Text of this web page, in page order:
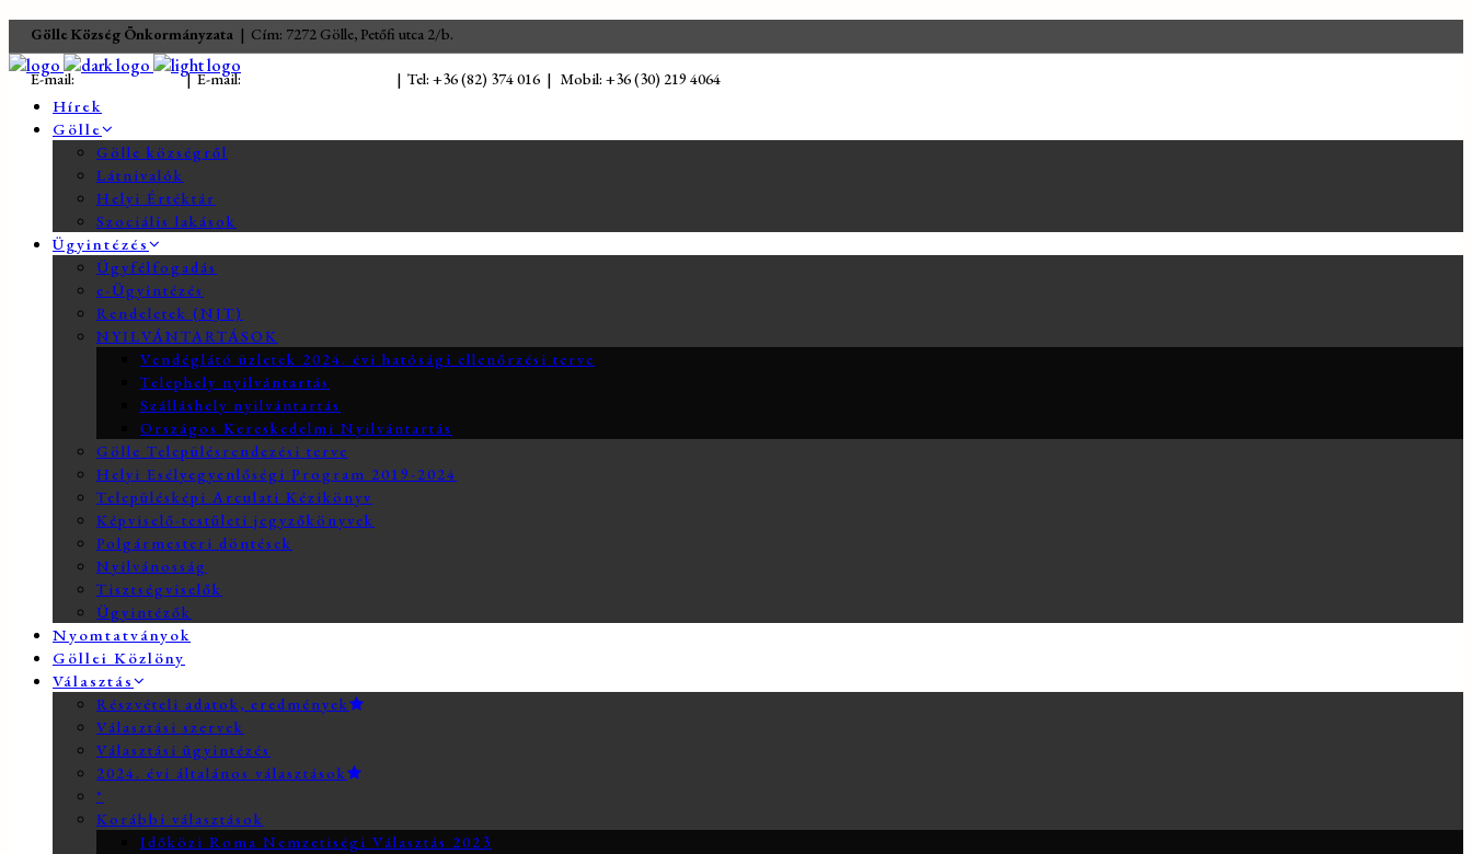
Gölle Község Önkormányzata | Cím: 7272 Gölle, Petőfi utca 2/b.
E-mail: jegyzo@golle.hu| E-mail: | Tel: +36 (82) 374 016 | Mobil: +36 (30) 219 4064
Hírek
Gölle
Gölle községről
Látnivalók
Helyi Értéktár
Szociális lakások
Ügyintézés
Ügyfélfogadás
e-Ügyintézés
Rendeletek (NJT)
NYILVÁNTARTÁSOK
Vendéglátó üzletek 2024. évi hatósági ellenőrzési terve
Telephely nyilvántartás
Szálláshely nyilvántartás
Országos Kereskedelmi Nyilvántartás
Gölle Településrendezési terve
Helyi Esélyegyenlőségi Program 2019-2024
Településképi Arculati Kézikönyv
Képviselő-testületi jegyzőkönyvek
Polgármesteri döntések
Nyilvánosság
Tisztségviselők
Ügyintézők
Nyomtatványok
Göllei Közlöny
Választás
Részvételi adatok, eredmények
Választási szervek
Választási ügyintézés
2024. évi általános választások
*
Korábbi választások
Időközi Roma Nemzetiségi Választás 2023